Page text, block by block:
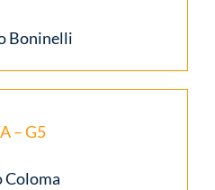
Boninelli
– G5
Coloma